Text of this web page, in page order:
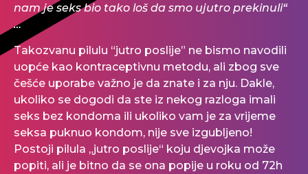
nam je seks bio tako loš da smo ujutro prekinuli“
…
Takozvanu pilulu “jutro poslije” ne bismo navodili
uopće kao kontraceptivnu metodu, ali zbog sve
češće uporabe važno je da znate i za nju. Dakle,
ukoliko se dogodi da ste iz nekog razloga imali
seks bez kondoma ili ukoliko vam je za vrijeme
seksa puknuo kondom, nije sve izgubljeno!
Postoji pilula „jutro poslije“ koju djevojka može
popiti, ali je bitno da se ona popije u roku od 72h